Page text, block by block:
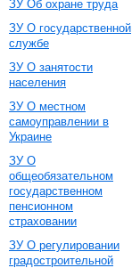
ЗУ Об охране труда
ЗУ О государственной
службе
ЗУ О занятости
населения
ЗУ О местном
самоуправлении в
Украине
ЗУ О
общеобязательном
государственном
пенсионном
страховании
ЗУ О регулировании
градостроительной